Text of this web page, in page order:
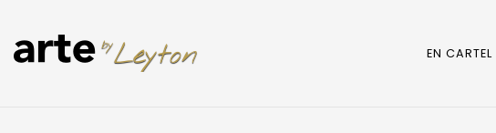
EN CARTEL